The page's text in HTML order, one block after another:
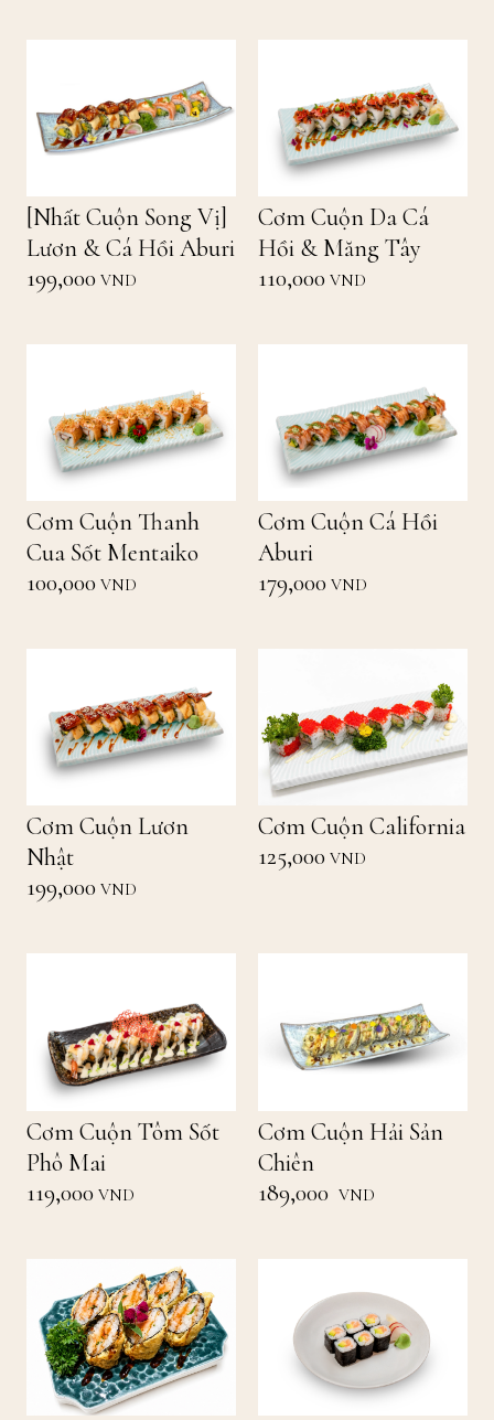
[Nhất Cuộn Song Vị]
Lươn & Cá Hồi Aburi
199,000 VND
Cơm Cuộn Da Cá
Hồi & Măng Tây
110,000 VND
Cơm Cuộn Thanh
Cua Sốt Mentaiko
100,000 VND
Cơm Cuộn Cá Hồi
Aburi
179,000 VND
Cơm Cuộn Lươn
Nhật
199,000 VND
Cơm Cuộn California
125,000 VND
Cơm Cuộn Tôm Sốt
Phô Mai
119,000 VND
Cơm Cuộn Hải Sản
Chiên
189,000 VND